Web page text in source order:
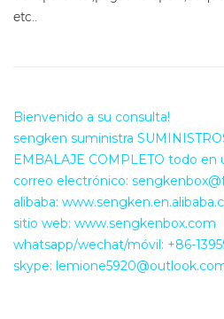
etc..
Bienvenido a su consulta!
sengken suministra
EMBALAJE COMPLETO todo en
correo electrónico:
alibaba:
sitio web: www.sengkenbox.com
whatsapp/wechat/móvil: +86-
skype: